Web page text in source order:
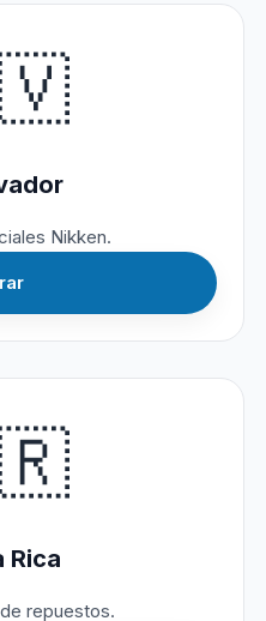
Nikken.
Rica
repuestos.